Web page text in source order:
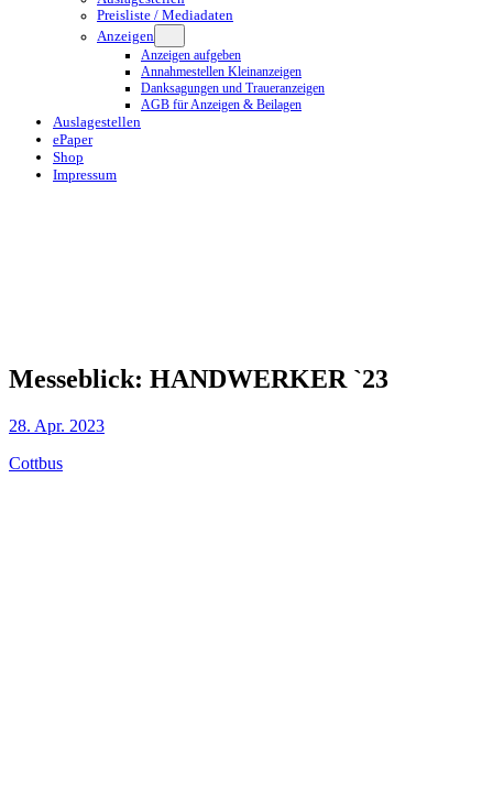
Preisliste / Mediadaten
Anzeigen
Anzeigen aufgeben
Annahmestellen Kleinanzeigen
Danksagungen und Traueranzeigen
AGB für Anzeigen & Beilagen
Auslagestellen
ePaper
Shop
Impressum
Messeblick: HANDWERKER `23
28. Apr. 2023
Cottbus